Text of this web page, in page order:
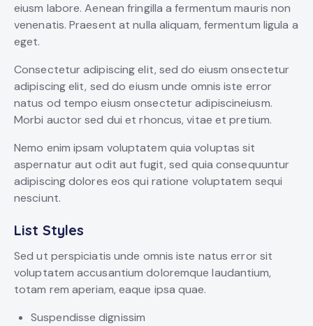
eiusm labore. Aenean fringilla a fermentum mauris non
venenatis. Praesent at nulla aliquam, fermentum ligula a
eget.
Consectetur adipiscing elit, sed do eiusm onsectetur
adipiscing elit, sed do eiusm unde omnis iste error
natus od tempo eiusm onsectetur adipiscineiusm.
Morbi auctor sed dui et rhoncus, vitae et pretium.
Nemo enim ipsam voluptatem quia voluptas sit
aspernatur aut odit aut fugit, sed quia consequuntur
adipiscing dolores eos qui ratione voluptatem sequi
nesciunt.
List Styles
Sed ut perspiciatis unde omnis iste natus error sit
voluptatem accusantium doloremque laudantium,
totam rem aperiam, eaque ipsa quae.
Suspendisse dignissim